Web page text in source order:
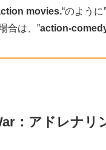
movies.“のように”
合は、”action-
：アドレナリ